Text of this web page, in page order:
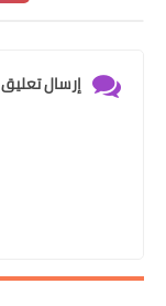
إرسال تعليق